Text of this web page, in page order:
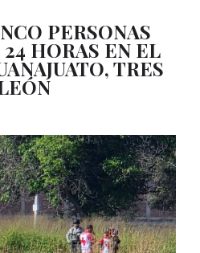
PERSONAS
HORAS EN EL
TRES